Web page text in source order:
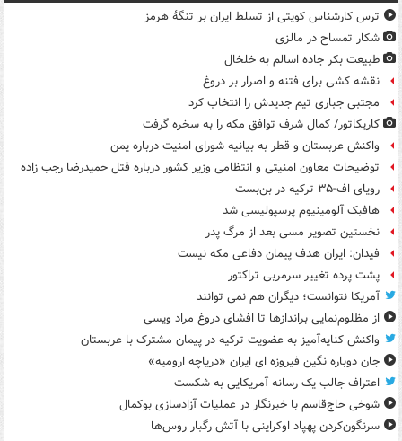
ترس کارشناس کویتی از تسلط ایران بر تنگۀ هرمز
شکار تمساح در مالزی
طبیعت بکر جاده اسالم به خلخال
نقشه کشی برای فتنه و اصرار بر دروغ
مجتبی جباری تیم جدیدش را انتخاب کرد
کاریکاتور/ کمال شرف توافق مکه را به سخره گرفت
واکنش عربستان و قطر به بیانیه شورای امنیت درباره یمن
توضیحات معاون امنیتی و انتظامی وزیر کشور درباره قتل حمیدرضا رجب زاده
رویای اف-۳۵ ترکیه در بن‌بست
هافبک آلومینیوم پرسپولیسی شد
نخستین تصویر مسی بعد از مرگ پدر
فیدان: ایران هدف پیمان دفاعی مکه نیست
پشت پرده تغییر سرمربی تراکتور
آمریکا نتوانست؛ دیگران هم نمی توانند
از مظلوم‌نمایی براندازها تا افشای دروغ مراد ویسی
واکنش کنایه‌آمیز به عضویت ترکیه در پیمان مشترک با عربستان
جان دوباره نگین فیروزه ای ایران «دریاچه ارومیه»
اعتراف جالب یک رسانه آمریکایی به شکست
شوخی حاج‌قاسم با خبرنگار در عملیات آزادسازی بوکمال
سرنگون‌کردن پهپاد اوکراینی با آتش رگبار روس‌ها